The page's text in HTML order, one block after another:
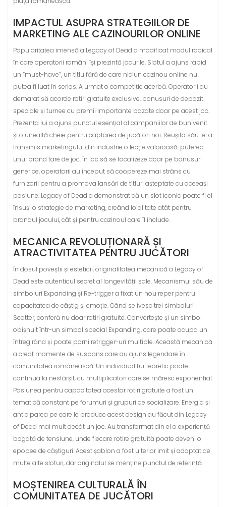
IMPACTUL ASUPRA STRATEGIILOR DE
MARKETING ALE CAZINOURILOR ONLINE
Popularitatea imensă a Legacy of Dead a modificat modul radical
în care operatorii români își prezintă jocurile. Slotul a ajuns rapid
un “must-have”, un titlu fără de care niciun cazinou online nu
putea fi luat în serios. A urmat o competiție acerbă. Operatorii au
demarat să acorde rotiri gratuite exclusive, bonusuri de depozit
speciale și turnee cu premii importante bazate doar pe acest joc.
Prezența lui a ajuns punctul esențial al campaniilor de bun venit
și o unealtă cheie pentru captarea de jucători noi. Reușita său le-a
transmis marketingului din industrie o lecție valoroasă: puterea
unui brand tare de joc. În loc să se focalizeze doar pe bonusuri
generice, operatorii au început să coopereze mai strâns cu
furnizorii pentru a promova lansări de titluri așteptate cu aceeași
pasiune. Legacy of Dead a demonstrat că un slot iconic poate fi el
însuși o strategie de marketing, creând loialitate atât pentru
brandul jocului, cât și pentru cazinoul care îl include.
MECANICA REVOLUȚIONARĂ ȘI
ATRACTIVITATEA PENTRU JUCĂTORI
În dosul poveștii și esteticii, originalitatea mecanică a Legacy of
Dead este autenticul secret al longevității sale. Mecanismul său de
simboluri Expanding și Re-trigger a fixat un nou reper pentru
capacitatea de câștig și emoție. Când se ivesc trei simboluri
Scatter, conferă nu doar rotiri gratuite. Convertește și un simbol
obișnuit într-un simbol special Expanding, care poate ocupa un
întreg rând și poate porni retrigger-uri multiple. Această mecanică
a creat momente de suspans care au ajuns legendare în
comunitatea românească. Un individual tur teoretic poate
continua la nesfârșit, cu multiplicatori care se măresc exponențial.
Pasiunea pentru capacitatea acestor rotiri gratuite a fost un
tematică constant pe forumuri și grupuri de socializare. Energia și
anticiparea pe care le produce acest design au făcut din Legacy
of Dead mai mult decât un joc. Au transformat din el o experiență
bogată de tensiune, unde fiecare rotire gratuită poate deveni o
epopee de câștiguri. Acest șablon a fost ulterior imit și adaptat de
multe alte sloturi, dar originalul se menține punctul de referință.
MOȘTENIREA CULTURALĂ ÎN
COMUNITATEA DE JUCĂTORI